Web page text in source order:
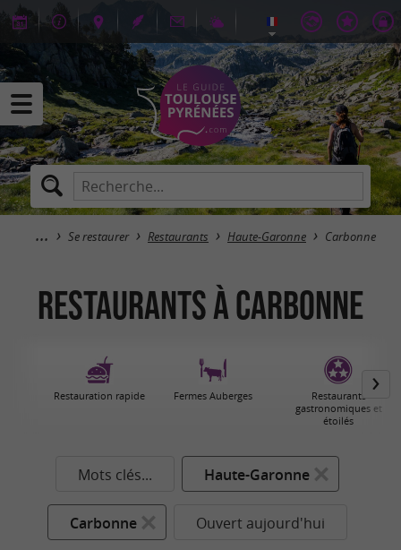
Se restaurer Restaurants Haute-Garonne Carbonne
Restaurants à Carbonne
Restauration rapide Fermes Auberges
Restaurants
gastronomiques et
étoilés
Mots clés... Haute-Garonne
Carbonne Ouvert aujourd'hui